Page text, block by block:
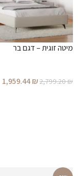
מיטה זוגית – דגם בר
2,799.20₪
1,959.44₪